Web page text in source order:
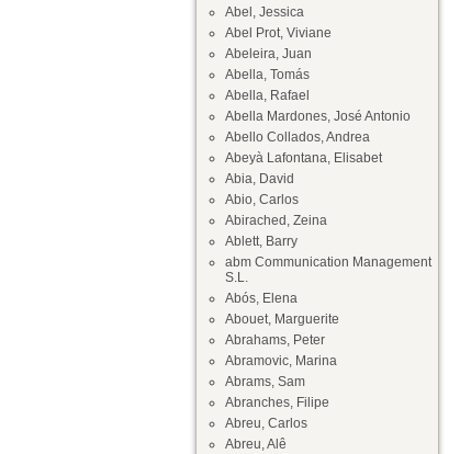
Abel, Jessica
Abel Prot, Viviane
Abeleira, Juan
Abella, Tomás
Abella, Rafael
Abella Mardones, José Antonio
Abello Collados, Andrea
Abeyà Lafontana, Elisabet
Abia, David
Abio, Carlos
Abirached, Zeina
Ablett, Barry
abm Communication Management
S.L.
Abós, Elena
Abouet, Marguerite
Abrahams, Peter
Abramovic, Marina
Abrams, Sam
Abranches, Filipe
Abreu, Carlos
Abreu, Alê